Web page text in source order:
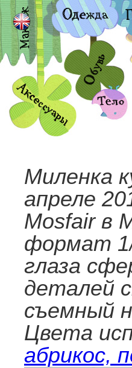
Миленка
апреле
Mosfair в
формат
глаза
деталей
съемный
Цвета
абрикос,